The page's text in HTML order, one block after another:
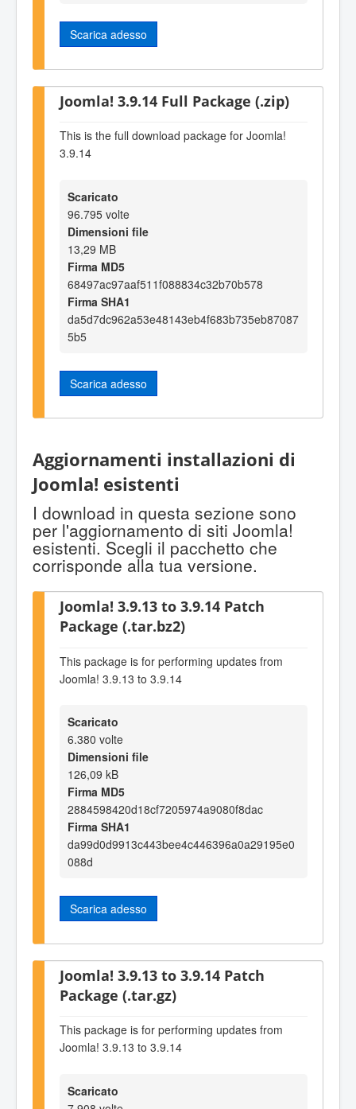
Scarica adesso
Joomla! 3.9.14 Full Package (.zip)
This is the full download package for Joomla!
3.9.14
Scaricato
96.795 volte
Dimensioni file
13,29 MB
Firma MD5
68497ac97aaf511f088834c32b70b578
Firma SHA1
da5d7dc962a53e48143eb4f683b735eb87087
5b5
Scarica adesso
Aggiornamenti installazioni di
Joomla! esistenti
I download in questa sezione sono
per l'aggiornamento di siti Joomla!
esistenti. Scegli il pacchetto che
corrisponde alla tua versione.
Joomla! 3.9.13 to 3.9.14 Patch
Package (.tar.bz2)
This package is for performing updates from
Joomla! 3.9.13 to 3.9.14
Scaricato
6.380 volte
Dimensioni file
126,09 kB
Firma MD5
2884598420d18cf7205974a9080f8dac
Firma SHA1
da99d0d9913c443bee4c446396a0a29195e0
088d
Scarica adesso
Joomla! 3.9.13 to 3.9.14 Patch
Package (.tar.gz)
This package is for performing updates from
Joomla! 3.9.13 to 3.9.14
Scaricato